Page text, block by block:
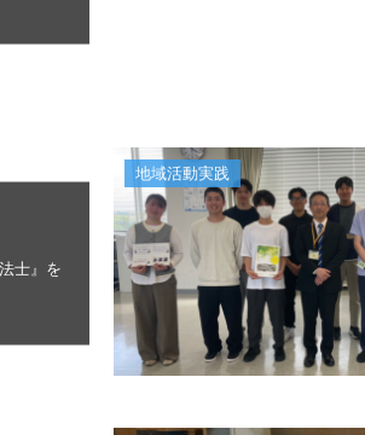
士』を
地域活動実践